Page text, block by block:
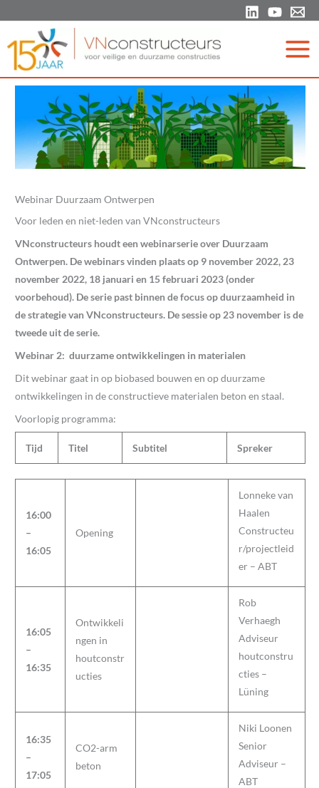
de
inhoud
Webinar Duurzaam Ontwerpen
Voor leden en niet-leden van VNconstructeurs
VNconstructeurs houdt een webinarserie over Duurzaam
Ontwerpen. De webinars vinden plaats op 9 november 2022, 23
november 2022, 18 januari en 15 februari 2023 (onder
voorbehoud). De serie past binnen de focus op duurzaamheid in
de strategie van VNconstructeurs. De sessie op 23 november is de
tweede uit de serie.
Webinar 2: duurzame ontwikkelingen in materialen
Dit webinar gaat in op biobased bouwen en op duurzame
ontwikkelingen in de constructieve materialen beton en staal.
Voorlopig programma:
Tijd Titel Subtitel Spreker
16:00
–
16:05
Opening
Lonneke van
Haalen
Constructeu
r/projectleid
er – ABT
16:05
–
16:35
Ontwikkeli
ngen in
houtconstr
ucties
Rob
Verhaegh
Adviseur
houtconstru
cties –
Lüning
16:35
–
17:05
CO2-arm
beton
Niki Loonen
Senior
Adviseur –
ABT